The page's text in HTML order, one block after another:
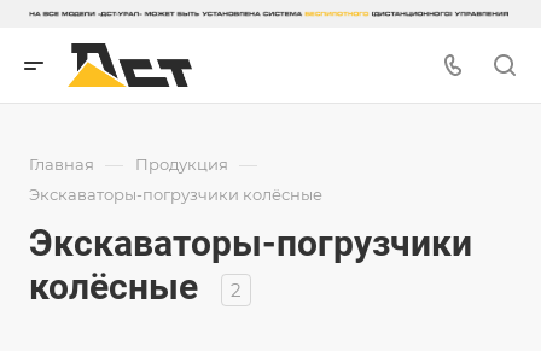
Главная — Продукция —
Экскаваторы-погрузчики колёсные
Экскаваторы-погрузчики
колёсные
2